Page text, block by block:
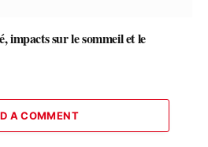
impacts sur le sommeil et le
A COMMENT